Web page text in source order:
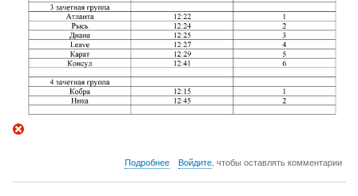
Подробнеео
Войдите, чтобы оставлять комментарии